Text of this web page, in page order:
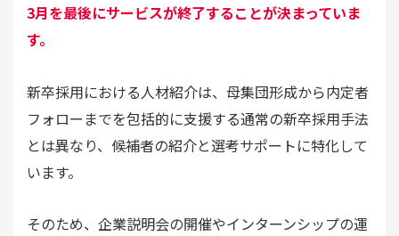
3月を最後にサービスが終了することが決まっていま
す。
新卒採用における人材紹介は、母集団形成から内定者
フォローまでを包括的に支援する通常の新卒採用手法
とは異なり、候補者の紹介と選考サポートに特化して
います。
そのため、企業説明会の開催やインターンシップの運